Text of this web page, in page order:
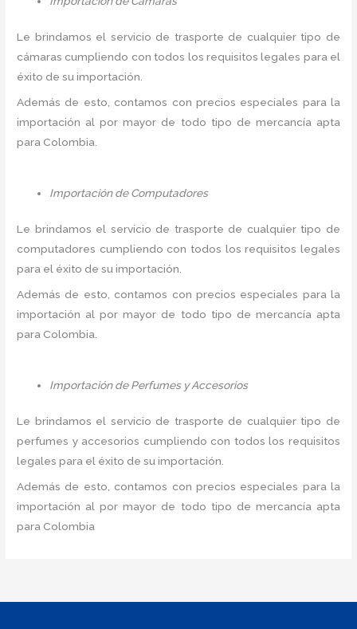
Le brindamos el servicio de trasporte de cualquier tipo de
cámaras cumpliendo con todos los requisitos legales para el
éxito de su importación.
Además de esto, contamos con precios especiales para la
importación al por mayor de todo tipo de mercancía apta
para Colombia.
Importación de Computadores
Le brindamos el servicio de trasporte de cualquier tipo de
computadores cumpliendo con todos los requisitos legales
para el éxito de su importación.
Además de esto, contamos con precios especiales para la
importación al por mayor de todo tipo de mercancía apta
para Colombia.
Importación de Perfumes y Accesorios
Le brindamos el servicio de trasporte de cualquier tipo de
perfumes y accesorios cumpliendo con todos los requisitos
legales para el éxito de su importación.
Además de esto, contamos con precios especiales para la
importación al por mayor de todo tipo de mercancía apta
para Colombia